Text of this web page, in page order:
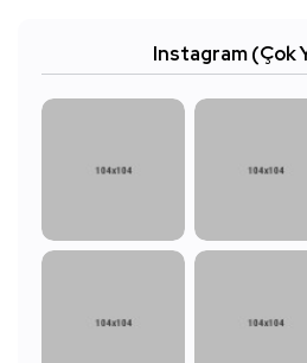
Instagram (Çok